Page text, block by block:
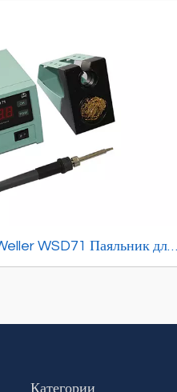
WSD71 Паяльник для
телефонов
Категории